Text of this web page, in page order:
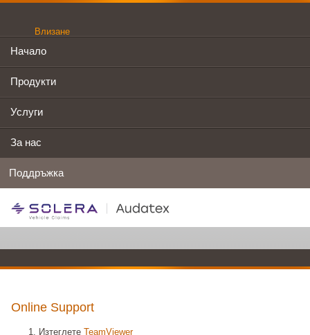
Влизане
Начало
Продукти
Услуги
За нас
Поддръжка
Online Support
Изтеглете TeamViewer